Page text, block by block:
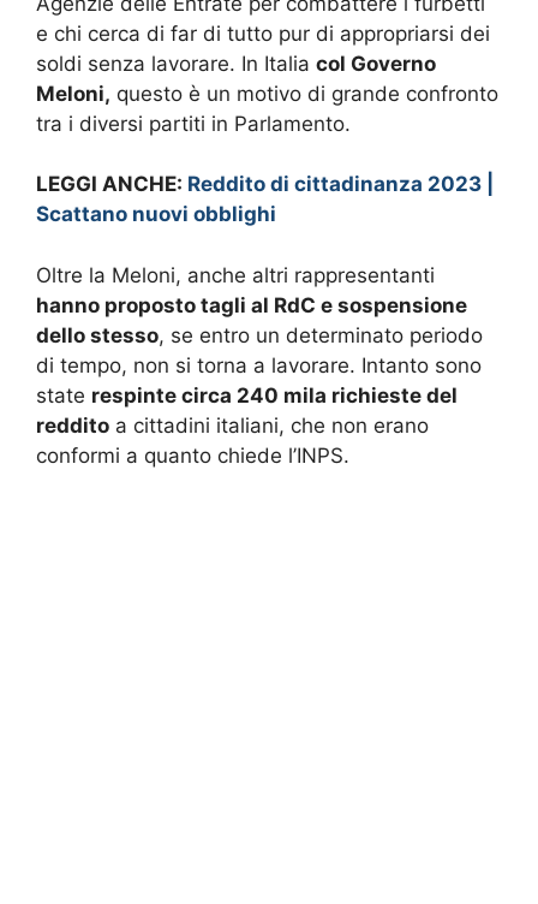
e chi cerca di far di tutto pur di appropriarsi dei
soldi senza lavorare. In Italia col Governo
Meloni, questo è un motivo di grande confronto
tra i diversi partiti in Parlamento.
LEGGI ANCHE: Reddito di cittadinanza 2023 |
Scattano nuovi obblighi
Oltre la Meloni, anche altri rappresentanti
hanno proposto tagli al RdC e sospensione
dello stesso, se entro un determinato periodo
di tempo, non si torna a lavorare. Intanto sono
state respinte circa 240 mila richieste del
reddito a cittadini italiani, che non erano
conformi a quanto chiede l’INPS.